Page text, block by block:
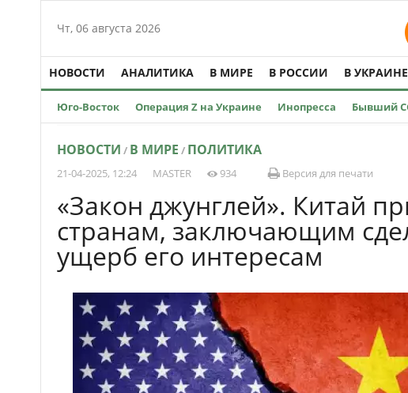
Чт, 06 августа 2026
НОВОСТИ АНАЛИТИКА В МИРЕ В РОССИИ В УКРАИНЕ
Юго-Восток Операция Z на Украине Инопресса Бывший
НОВОСТИ / В МИРЕ / ПОЛИТИКА
21-04-2025, 12:24 MASTER 934 Версия для печати
«Закон джунглей». Китай
странам, заключающим
ущерб его интересам